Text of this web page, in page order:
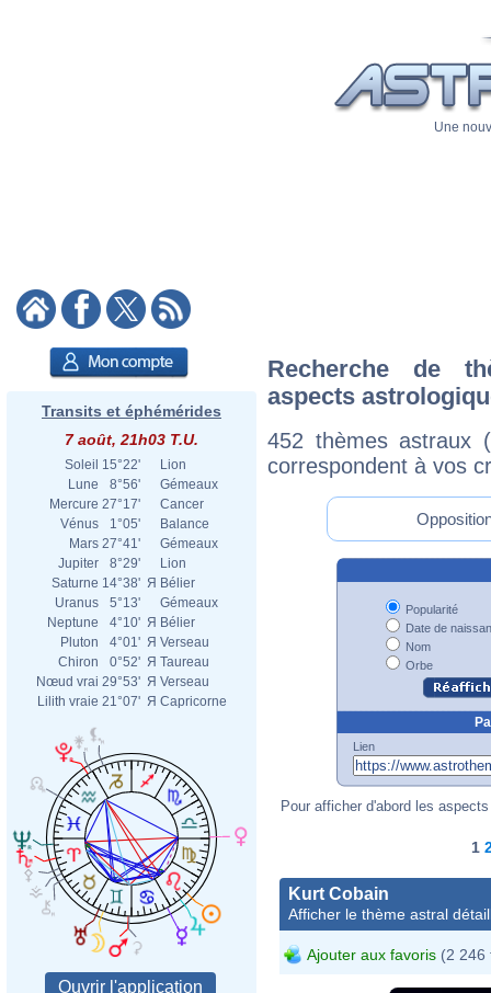
Une
Transits et éphémérides
7 août, 21h03 T.U.
Soleil 15°22'
Lion
Lune
8°56'
Gémeaux
Mercure 27°17'
Cancer
Vénus
1°05'
Balance
Mars 27°41'
Gémeaux
Jupiter
8°29'
Lion
Saturne 14°38' Я Bélier
Uranus
5°13'
Gémeaux
Neptune
4°10' Я Bélier
Pluton
4°01' Я Verseau
Chiron
0°52' Я Taureau
Nœud vrai 29°53' Я Verseau
Lilith vraie 21°07' Я Capricorne
Recherche de
aspects
452 thèmes astraux
correspondent à vos
Popularité
Date de
Nom
Orbe
Lien
Pour afficher d'abord les
1
Kurt Cobain
Afficher le thème astral
Ajouter aux favoris (2 246